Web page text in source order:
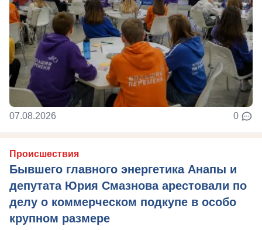
07.08.2026 0
Происшествия
Бывшего главного энергетика Анапы и
депутата Юрия Смазнова арестовали по
делу о коммерческом подкупе в особо
крупном размере